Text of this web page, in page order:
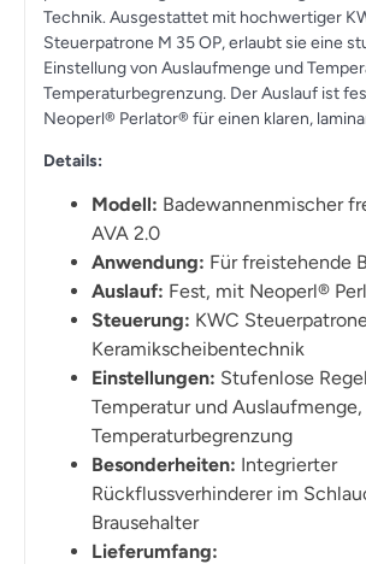
Technik. Ausgestattet mit hochwertiger
Steuerpatrone M 35 OP, erlaubt sie eine
Einstellung von Auslaufmenge und
Temperaturbegrenzung. Der Auslauf ist
Neoperl® Perlator® für einen klaren,
Details:
Modell: Badewannenmischer
AVA 2.0
Anwendung: Für freistehende
Auslauf: Fest, mit Neoperl®
Steuerung: KWC
Keramikscheibentechnik
Einstellungen: Stufenlose
Temperatur und
Temperaturbegrenzung
Besonderheiten: Integrierter
Rückflussverhinderer im
Brausehalter
Lieferumfang: